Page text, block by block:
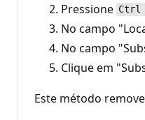
Pressione Ctrl
No campo
No campo
Clique em
Este método